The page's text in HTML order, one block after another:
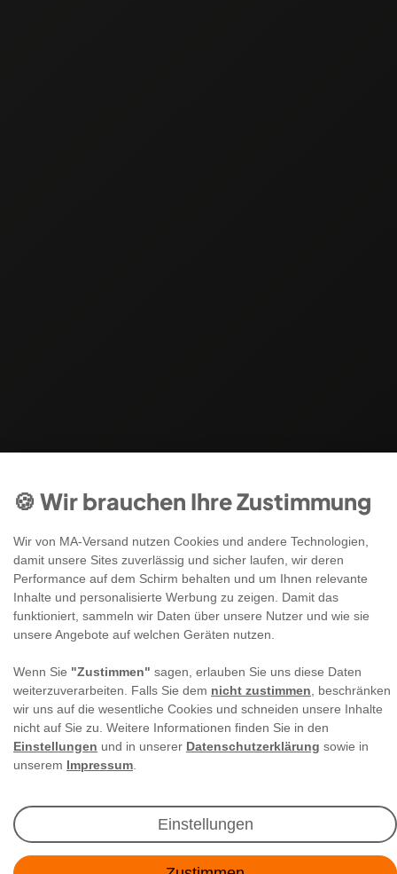
🍪 Wir brauchen Ihre Zustimmung
Wir von MA-Versand nutzen Cookies und andere Technologien,
damit unsere Sites zuverlässig und sicher laufen, wir deren
Performance auf dem Schirm behalten und um Ihnen relevante
Inhalte und personalisierte Werbung zu zeigen. Damit das
funktioniert, sammeln wir Daten über unsere Nutzer und wie sie
unsere Angebote auf welchen Geräten nutzen.
Wenn Sie "Zustimmen" sagen, erlauben Sie uns diese Daten
weiterzuverarbeiten. Falls Sie dem nicht zustimmen , beschränken
wir uns auf die wesentliche Cookies und schneiden unsere Inhalte
nicht auf Sie zu. Weitere Informationen finden Sie in den
Einstellungen und in unserer Datenschutzerklärung sowie in
unserem Impressum
Einstellungen
Newsletter Anmeldung
Angebote & Rabatte per E-Mail erhalten - Geld
E-MAIL **
Ich akzeptiere die
** Hierbei handelt es sich um ein Pflichtfeld.